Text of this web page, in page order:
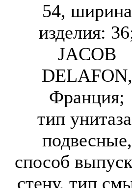
54, ширина
изделия:
JACOB
DELAFON,
Франция;
тип
подвесные,
способ
стену, тип